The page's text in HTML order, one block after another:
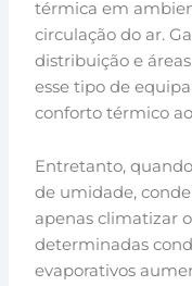
térmica em
circulação do ar.
distribuição e
esse tipo de
conforto térmico
Entretanto,
de umidade,
apenas climatizar
determinadas
evaporativos